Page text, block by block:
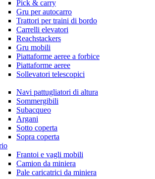
Pick & carry
Gru per autocarro
Trattori per traini di bordo
Carrelli elevatori
Reachstackers
Gru mobili
Piattaforme aeree a forbice
Piattaforme aeree
Sollevatori telescopici
Navi pattugliatori di altura
Sommergibili
Subacqueo
Argani
Sotto coperta
Sopra coperta
Frantoi e vagli mobili
Camion da miniera
Pale caricatrici da miniera